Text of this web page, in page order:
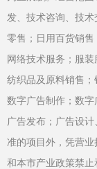
发、技术咨询、技
零售；日用百货销售
网络技术服务；服
纺织品及原料销售；
数字广告制作；数字
广告发布；广告设
准的项目外，凭营
和本市产业政策禁止